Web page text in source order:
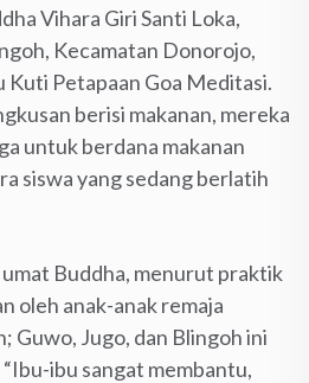
Vihara Giri Santi Loka,
Kecamatan Donorojo,
Kuti Petapaan Goa Meditasi.
berisi makanan, mereka
untuk berdana makanan
siswa yang sedang berlatih
Buddha, menurut praktik
oleh anak-anak remaja
Guwo, Jugo, dan Blingoh ini
ibu sangat membantu,